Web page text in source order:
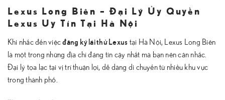
Lexus Long Biên – Đại Lý Ủy Quyền
Lexus Uy Tín Tại Hà Nội
Khi nhắc đến việcđăng ký lái thử Lexus tại Hà Nội, Lexus Long Biên
là một trong những địa chỉ đáng tin cậy nhất mà bạn nên cân nhắc.
Đại lý tọa lạc tại vị trí thuận lợi, dễ dàng di chuyển từ nhiều khu vực
trong thành phố.